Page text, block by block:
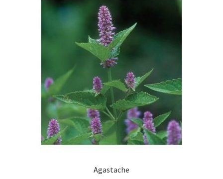
Agastache